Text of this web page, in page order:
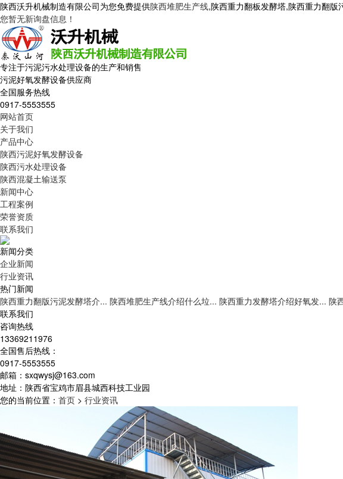
陕西沃升机械制造有限公司为您免费提供陕西堆肥生产线,陕西重力翻板发酵塔,陕西重力翻版
您暂无新询盘信息！
专注于污泥污水处理设备的生产和销售
污泥好氧发酵设备供应商
全国服务热线
0917-5553555
网站首页
关于我们
产品中心
陕西污泥好氧发酵设备
陕西污水处理设备
陕西混凝土输送泵
新闻中心
工程案例
荣誉资质
联系我们
新闻分类
企业新闻
行业资讯
热门新闻
陕西重力翻版污泥发酵塔介... 陕西堆肥生产线介绍什么垃... 陕西重力发酵塔介绍好氧发... 陕
联系我们
咨询热线
13369211976
全国售后热线：
0917-5553555
邮箱：sxqwysj@163.com
地址：陕西省宝鸡市眉县城西科技工业园
您的当前位置： 首页 > 行业资讯